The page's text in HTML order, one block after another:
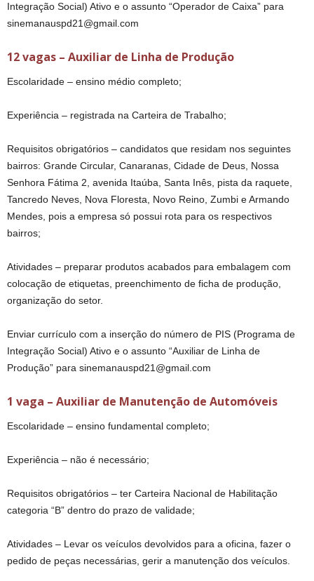
Integração Social) Ativo e o assunto “Operador de Caixa” para
sinemanauspd21@gmail.com
12 vagas – Auxiliar de Linha de Produção
Escolaridade – ensino médio completo;
Experiência – registrada na Carteira de Trabalho;
Requisitos obrigatórios – candidatos que residam nos seguintes
bairros: Grande Circular, Canaranas, Cidade de Deus, Nossa
Senhora Fátima 2, avenida Itaúba, Santa Inês, pista da raquete,
Tancredo Neves, Nova Floresta, Novo Reino, Zumbi e Armando
Mendes, pois a empresa só possui rota para os respectivos
bairros;
Atividades – preparar produtos acabados para embalagem com
colocação de etiquetas, preenchimento de ficha de produção,
organização do setor.
Enviar currículo com a inserção do número de PIS (Programa de
Integração Social) Ativo e o assunto “Auxiliar de Linha de
Produção” para sinemanauspd21@gmail.com
1 vaga – Auxiliar de Manutenção de Automóveis
Escolaridade – ensino fundamental completo;
Experiência – não é necessário;
Requisitos obrigatórios – ter Carteira Nacional de Habilitação
categoria “B” dentro do prazo de validade;
Atividades – Levar os veículos devolvidos para a oficina, fazer o
pedido de peças necessárias, gerir a manutenção dos veículos.